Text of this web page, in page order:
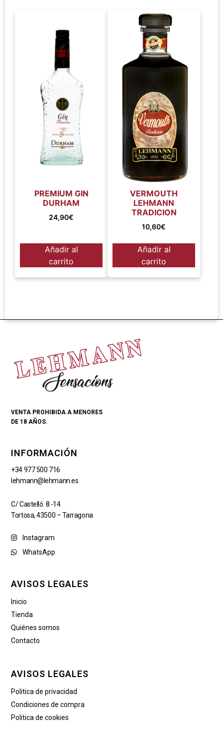
PREMIUM GIN
DURHAM
24,90€
Añadir al
carrito
VERMOUTH
LEHMANN
TRADICION
10,60€
Añadir al
carrito
VENTA PROHIBIDA A MENORES
DE 18 AÑOS.
INFORMACIÓN
+34 977 500 716
lehmann@lehmann.es
C/ Castelló. 8 -14
Tortosa, 43500 – Tarragona
Instagram
WhatsApp
AVISOS LEGALES
Inicio
Tienda
Quiénes somos
Contacto
AVISOS LEGALES
Politica de privacidad
Condiciones de compra
Politica de cookies